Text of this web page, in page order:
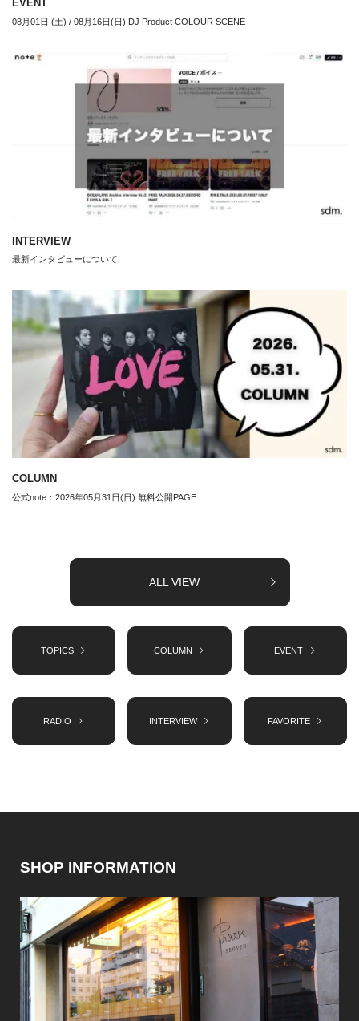
EVENT
08月01日 (土) / 08月16日(日) DJ Product COLOUR SCENE
INTERVIEW
最新インタビューについて
COLUMN
公式note：2026年05月31日(日) 無料公開PAGE
ALL VIEW
TOPICS COLUMN EVENT
RADIO INTERVIEW FAVORITE
SHOP INFORMATION